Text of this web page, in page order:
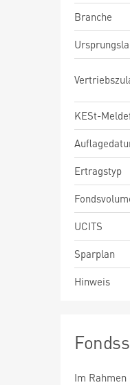
Branche
KESt-
Ertragstyp
UCITS
Sparplan
Hinweis
Im